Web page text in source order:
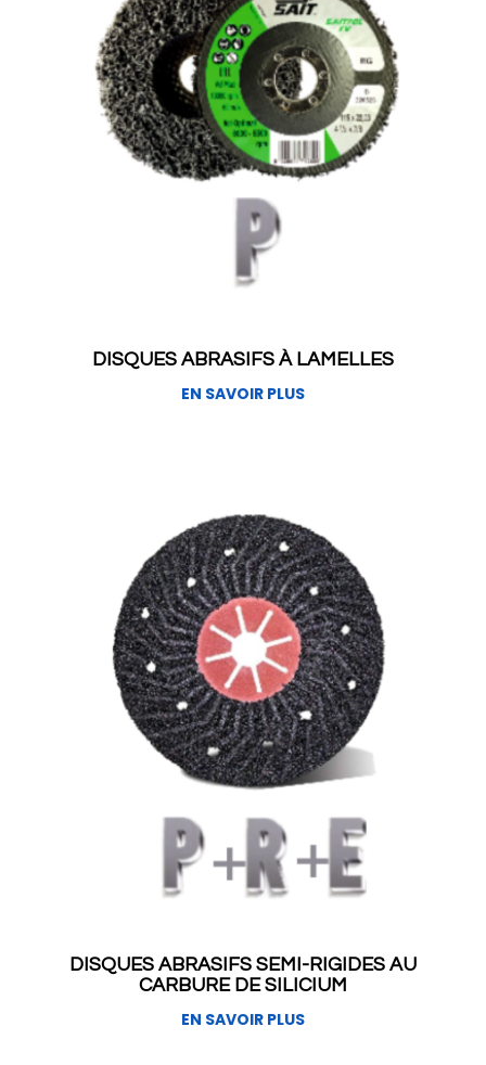
DISQUES ABRASIFS À LAMELLES
EN SAVOIR PLUS
DISQUES ABRASIFS SEMI-RIGIDES AU
CARBURE DE SILICIUM
EN SAVOIR PLUS